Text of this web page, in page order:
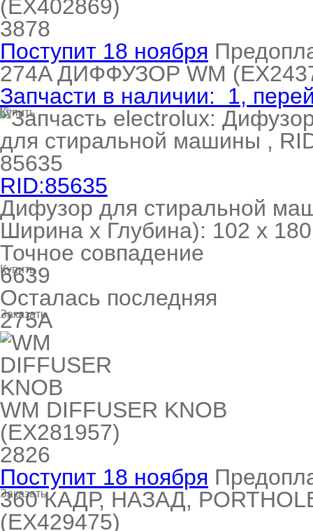
Sharp
Gorenje
Whirlpool
Ardo
Candy
Miele
Beko
GE
(EX402869)
3878
Поступит 18 ноября
274A ДИФФУЗОР WM
Запчасти в наличии:
1,
Купить
RID:85635
Дифузор для стиральной
Ширина х Глубина): 102 x
Точное совпадение
Купить
6639
Осталась последняя
Заказать
275A
WM DIFFUSER KNOB
(EX281957)
2826
Поступит 18 ноября
Заказать
360 КАДР, НАЗАД,
(EX429475)